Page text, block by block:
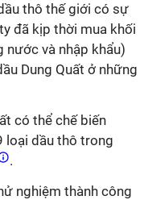
thô thế giới có sự
đã kịp thời mua khối
nước và nhập khẩu)
Dung Quất ở những
có thể chế biến
loại dầu thô trong
.
nghiệm thành công